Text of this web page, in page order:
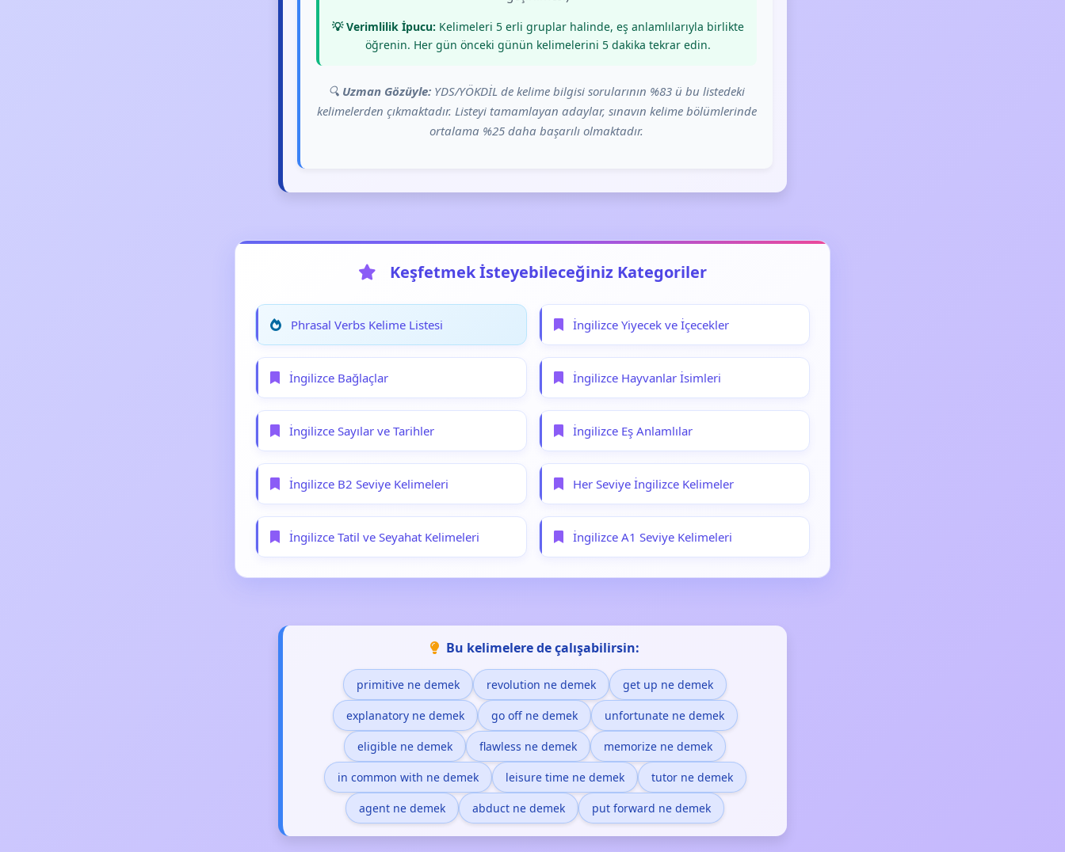
💡 Verimlilik İpucu: Kelimeleri 5 erli gruplar halinde, eş anlamlılarıyla birlikte
öğrenin. Her gün önceki günün kelimelerini 5 dakika tekrar edin.
🔍 Uzman Gözüyle: YDS/YÖKDİL de kelime bilgisi sorularının %83 ü bu listedeki
kelimelerden çıkmaktadır. Listeyi tamamlayan adaylar, sınavın kelime bölümlerinde
ortalama %25 daha başarılı olmaktadır.
Keşfetmek İsteyebileceğiniz Kategoriler
Phrasal Verbs Kelime Listesi İngilizce Yiyecek ve İçecekler
İngilizce Bağlaçlar İngilizce Hayvanlar İsimleri
İngilizce Sayılar ve Tarihler İngilizce Eş Anlamlılar
İngilizce B2 Seviye Kelimeleri Her Seviye İngilizce Kelimeler
İngilizce Tatil ve Seyahat Kelimeleri İngilizce A1 Seviye Kelimeleri
Bu kelimelere de çalışabilirsin:
primitive ne demek revolution ne demek get up ne demek
explanatory ne demek go off ne demek unfortunate ne demek
eligible ne demek flawless ne demek memorize ne demek
in common with ne demek leisure time ne demek tutor ne demek
agent ne demek abduct ne demek put forward ne demek